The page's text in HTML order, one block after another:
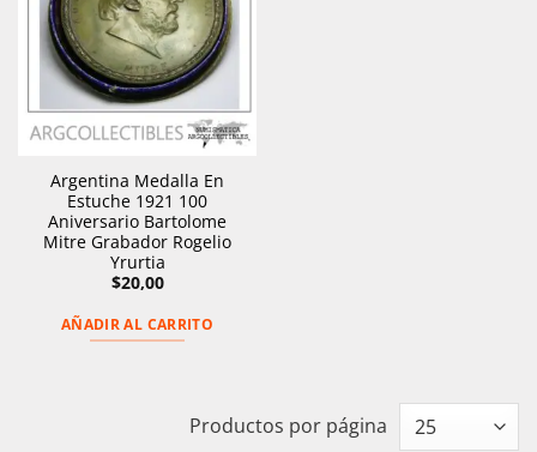
Argentina Medalla En
Estuche 1921 100
Aniversario Bartolome
Mitre Grabador Rogelio
Yrurtia
$20,00
AÑADIR AL CARRITO
Productos por página